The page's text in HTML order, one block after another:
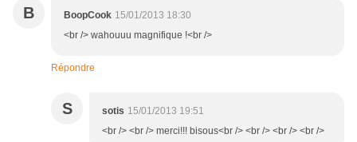
B BoopCook 15/01/2013 18:30
<br /> wahouuu magnifique !<br />
Répondre
S sotis 15/01/2013 19:51
<br /> <br /> merci!!! bisous<br /> <br /> <br /> <br />